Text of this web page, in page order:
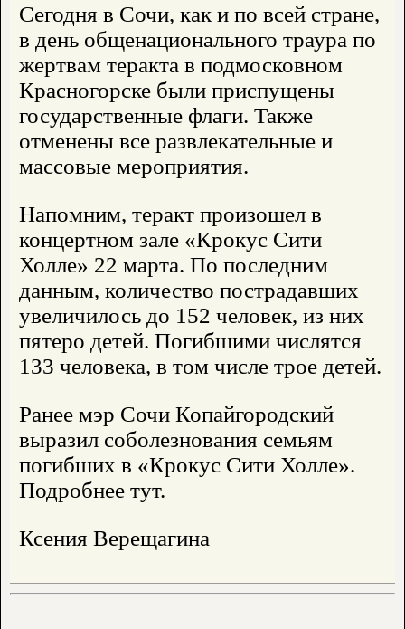
Сегодня в Сочи, как и по всей стране,
в день общенационального траура по
жертвам теракта в подмосковном
Красногорске были приспущены
государственные флаги. Также
отменены все развлекательные и
массовые мероприятия.
Напомним, теракт произошел в
концертном зале «Крокус Сити
Холле» 22 марта. По последним
данным, количество пострадавших
увеличилось до 152 человек, из них
пятеро детей. Погибшими числятся
133 человека, в том числе трое детей.
Ранее мэр Сочи Копайгородский
выразил соболезнования семьям
погибших в «Крокус Сити Холле».
Подробнее тут.
Ксения Верещагина